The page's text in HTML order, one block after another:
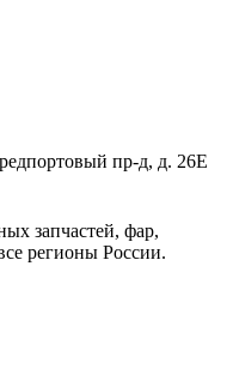
пр-д, д. 26Е
запчастей, фар,
регионы России.